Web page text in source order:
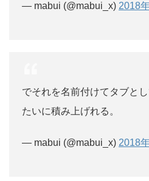
— mabui (@mabui_x) 2018
でそれを名前付けてタブと
たいに積み上げれる。
— mabui (@mabui_x) 2018